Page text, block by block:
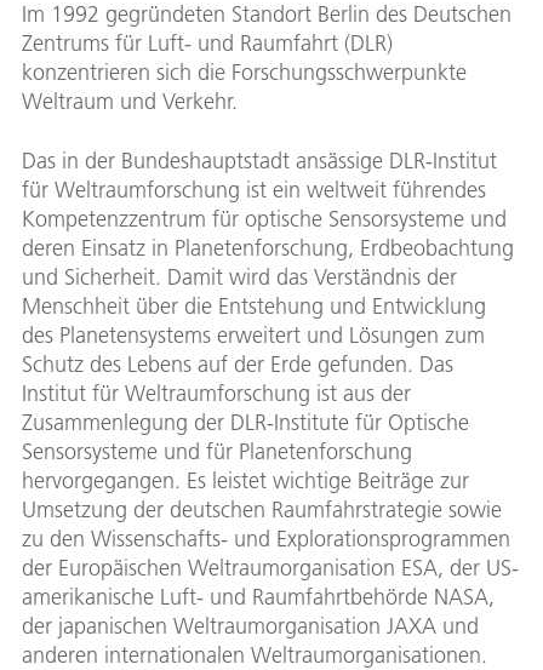
Im 1992 gegründeten Standort Berlin des Deutschen
Zentrums für Luft- und Raumfahrt (DLR)
konzentrieren sich die Forschungsschwerpunkte
Weltraum und Verkehr.
Das in der Bundeshauptstadt ansässige DLR-Institut
für Weltraumforschung ist ein weltweit führendes
Kompetenzzentrum für optische Sensorsysteme und
deren Einsatz in Planetenforschung, Erdbeobachtung
und Sicherheit. Damit wird das Verständnis der
Menschheit über die Entstehung und Entwicklung
des Planetensystems erweitert und Lösungen zum
Schutz des Lebens auf der Erde gefunden. Das
Institut für Weltraumforschung ist aus der
Zusammenlegung der DLR-Institute für Optische
Sensorsysteme und für Planetenforschung
hervorgegangen. Es leistet wichtige Beiträge zur
Umsetzung der deutschen Raumfahrstrategie sowie
zu den Wissenschafts- und Explorationsprogrammen
der Europäischen Weltraumorganisation ESA, der US-
amerikanische Luft- und Raumfahrtbehörde NASA,
der japanischen Weltraumorganisation JAXA und
anderen internationalen Weltraumorganisationen.